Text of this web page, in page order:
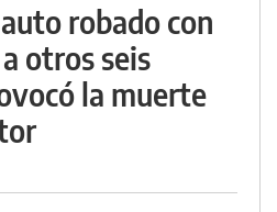
robado con
otros seis
la muerte